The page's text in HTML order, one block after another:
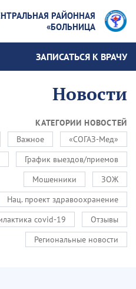
РАЙОННАЯ
БОЛЬНИЦА»
ЗАПИСАТЬСЯ К ВРАЧУ
Новости
КАТЕГОРИИ НОВОСТЕЙ
«СОГАЗ-Мед»
Важное
График выездов/приемов
ЗОЖ
Мошенники
Нац. проект здравоохранение
Отзывы
covid-19
Региональные новости